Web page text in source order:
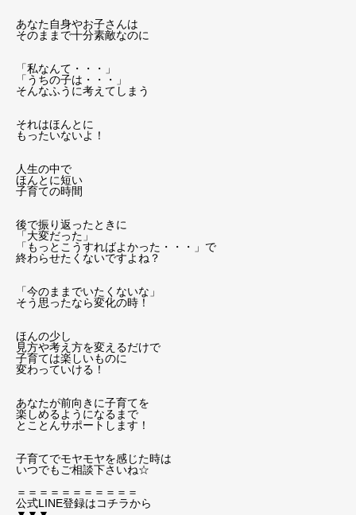
あなた自身やお子さんは
そのままで十分素敵なのに
「私なんて・・・」
「うちの子は・・・」
そんなふうに考えてしまう
それはほんとに
もったいないよ！
人生の中で
ほんとに短い
子育ての時間
後で振り返ったときに
「大変だった」
「もっとこうすればよかった・・・」で
終わらせたくないですよね？
「今のままでいたくないな」
そう思ったなら変化の時！
ほんの少し
見方や考え方を変えるだけで
子育ては楽しいものに
変わっていける！
あなたが前向きに子育てを
楽しめるようになるまで
とことんサポートします！
子育てでモヤモヤを感じた時は
いつでもご相談下さいね☆
＝＝＝＝＝＝＝＝＝＝＝
公式LINE登録はコチラから